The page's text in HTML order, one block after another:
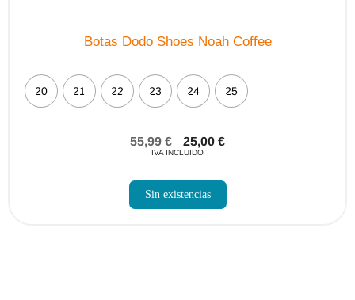
Botas Dodo Shoes Noah Coffee
20 21 22 23 24 25
55,99€ 25,00 €
IVA INCLUIDO
Sin existencias